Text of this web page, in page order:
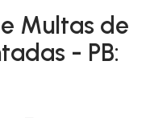
Multas de
- PB: